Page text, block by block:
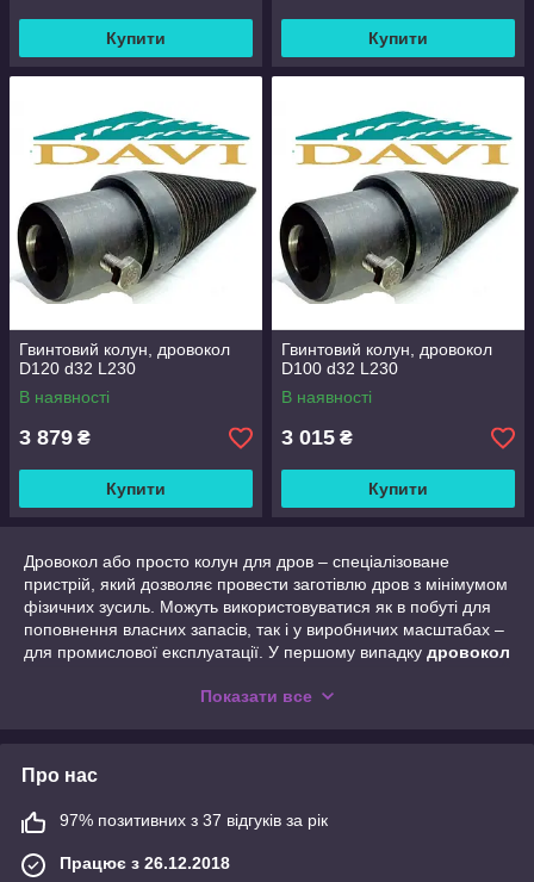
Купити Купити
Гвинтовий колун, дровокол
D120 d32 L230
В наявності
3 879 ₴
Купити
Гвинтовий колун, дровокол
D100 d32 L230
В наявності
3 015 ₴
Купити
Дровокол або просто колун для дров – спеціалізоване
пристрій, який дозволяє провести заготівлю дров з мінімумом
фізичних зусиль. Можуть використовуватися як в побуті для
поповнення власних запасів, так і у виробничих масштабах –
для промислової експлуатації. У першому випадку дровокол
дров'яним опаленням або якщо на присадибній ділянці
заготівля дров спеціально на продаж.
Гвинтовий. З-за форми влаштування їх ще
Показати все
Про нас
97% позитивних з 37 відгуків за рік
Працює з 26.12.2018